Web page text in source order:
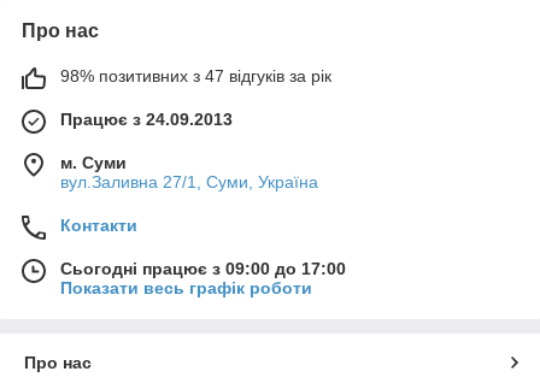
Про нас
98% позитивних з 47 відгуків за рік
Працює з 24.09.2013
м. Суми
вул.Заливна 27/1, Суми, Україна
Контакти
Сьогодні працює з 09:00 до 17:00
Показати весь графік роботи
Про нас